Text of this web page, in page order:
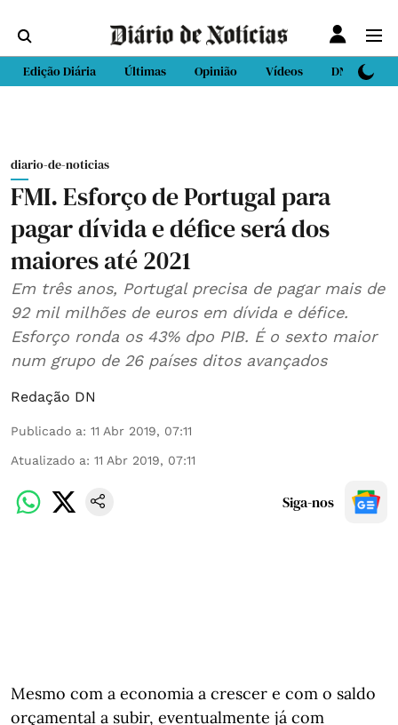
Edição Diária Últimas Opinião Vídeos DN Sport
diario-de-noticias
FMI. Esforço de Portugal para
pagar dívida e défice será dos
maiores até 2021
Em três anos, Portugal precisa de pagar mais de
92 mil milhões de euros em dívida e défice.
Esforço ronda os 43% dpo PIB. É o sexto maior
num grupo de 26 países ditos avançados
Redação DN
Publicado a: 11 Abr 2019, 07:11
Atualizado a: 11 Abr 2019, 07:11
Siga-nos
Mesmo com a economia a crescer e com o saldo
orçamental a subir, eventualmente já com